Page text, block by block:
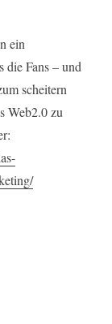
ein
die Fans – und
scheitern
Web2.0 zu